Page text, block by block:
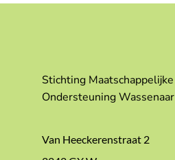
Stichting Maatschappelijke
Ondersteuning Wassenaar
Van Heeckerenstraat 2